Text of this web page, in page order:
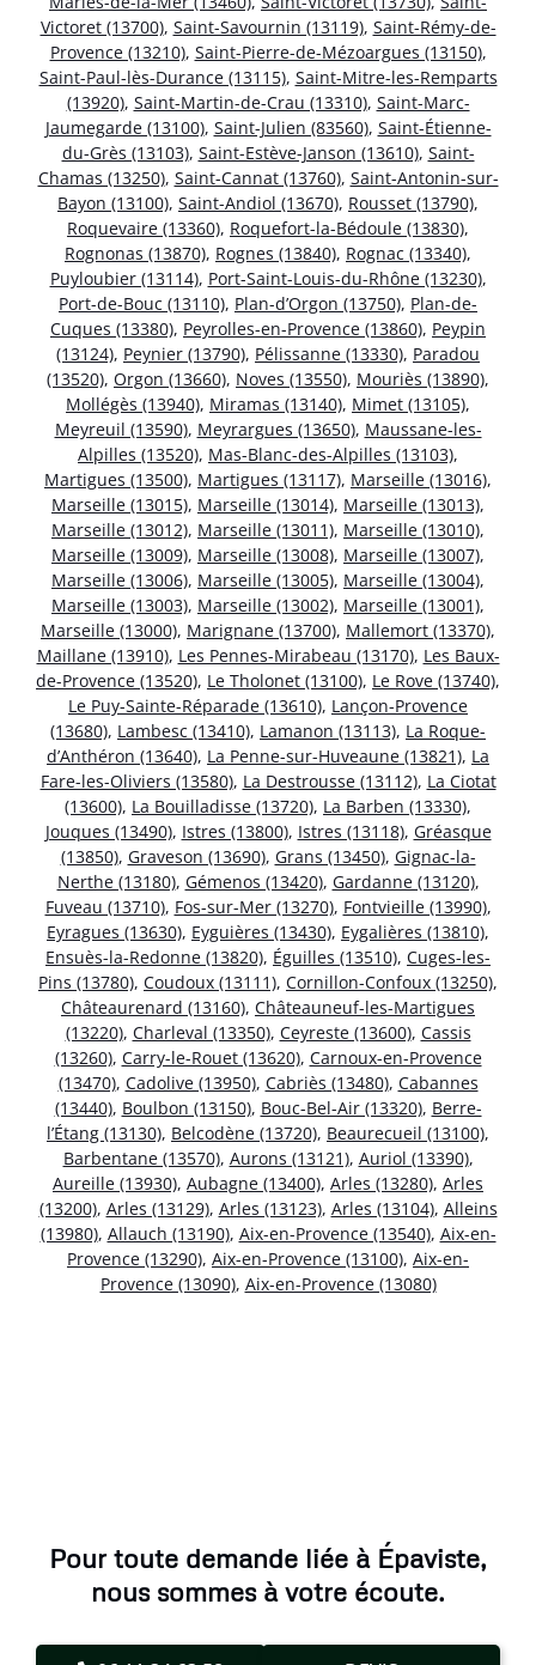
Victoret (13700), Saint-Savournin (13119), Saint-Rémy-de-
Provence (13210), Saint-Pierre-de-Mézoargues (13150),
Saint-Paul-lès-Durance (13115), Saint-Mitre-les-Remparts
(13920), Saint-Martin-de-Crau (13310), Saint-Marc-
Jaumegarde (13100), Saint-Julien (83560), Saint-Étienne-
du-Grès (13103), Saint-Estève-Janson (13610), Saint-
Chamas (13250), Saint-Cannat (13760), Saint-Antonin-sur-
Bayon (13100), Saint-Andiol (13670), Rousset (13790),
Roquevaire (13360), Roquefort-la-Bédoule (13830),
Rognonas (13870), Rognes (13840), Rognac (13340),
Puyloubier (13114), Port-Saint-Louis-du-Rhône (13230),
Port-de-Bouc (13110), Plan-d’Orgon (13750), Plan-de-
Cuques (13380), Peyrolles-en-Provence (13860), Peypin
(13124), Peynier (13790), Pélissanne (13330), Paradou
(13520), Orgon (13660), Noves (13550), Mouriès (13890),
Mollégès (13940), Miramas (13140), Mimet (13105),
Meyreuil (13590), Meyrargues (13650), Maussane-les-
Alpilles (13520), Mas-Blanc-des-Alpilles (13103),
Martigues (13500), Martigues (13117), Marseille (13016),
Marseille (13015), Marseille (13014), Marseille (13013),
Marseille (13012), Marseille (13011), Marseille (13010),
Marseille (13009), Marseille (13008), Marseille (13007),
Marseille (13006), Marseille (13005), Marseille (13004),
Marseille (13003), Marseille (13002), Marseille (13001),
Marseille (13000), Marignane (13700), Mallemort (13370),
Maillane (13910), Les Pennes-Mirabeau (13170), Les Baux-
de-Provence (13520), Le Tholonet (13100), Le Rove (13740),
Le Puy-Sainte-Réparade (13610), Lançon-Provence
(13680), Lambesc (13410), Lamanon (13113), La Roque-
d’Anthéron (13640), La Penne-sur-Huveaune (13821), La
Fare-les-Oliviers (13580), La Destrousse (13112), La Ciotat
(13600), La Bouilladisse (13720), La Barben (13330),
Jouques (13490), Istres (13800), Istres (13118), Gréasque
(13850), Graveson (13690), Grans (13450), Gignac-la-
Nerthe (13180), Gémenos (13420), Gardanne (13120),
Fuveau (13710), Fos-sur-Mer (13270), Fontvieille (13990),
Eyragues (13630), Eyguières (13430), Eygalières (13810),
Ensuès-la-Redonne (13820), Éguilles (13510), Cuges-les-
Pins (13780), Coudoux (13111), Cornillon-Confoux (13250),
Châteaurenard (13160), Châteauneuf-les-Martigues
(13220), Charleval (13350), Ceyreste (13600), Cassis
(13260), Carry-le-Rouet (13620), Carnoux-en-Provence
(13470), Cadolive (13950), Cabriès (13480), Cabannes
(13440), Boulbon (13150), Bouc-Bel-Air (13320), Berre-
l’Étang (13130), Belcodène (13720), Beaurecueil (13100),
Barbentane (13570), Aurons (13121), Auriol (13390),
Aureille (13930), Aubagne (13400), Arles (13280), Arles
(13200), Arles (13129), Arles (13123), Arles (13104), Alleins
(13980), Allauch (13190), Aix-en-Provence (13540), Aix-en-
Provence (13290), Aix-en-Provence (13100), Aix-en-
Provence (13090), Aix-en-Provence (13080)
Pour toute demande liée à Épaviste,
nous sommes à votre écoute.